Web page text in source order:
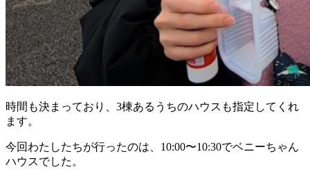
時間も決まっており、3棟あるうちのハウスも指定してくれ
ます。
今回わたしたちが行ったのは、10:00〜10:30でベニーちゃん
ハウスでした。